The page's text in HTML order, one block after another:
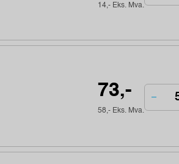
14,- Eks. Mva.
73,-
58,- Eks. Mva.